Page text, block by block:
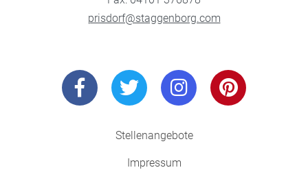
prisdorf@staggenborg.com
Stellenangebote
Impressum